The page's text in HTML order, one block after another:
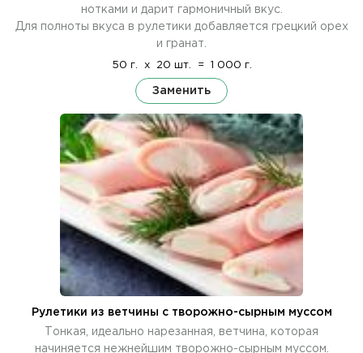
нотками и дарит гармоничный вкус.
Для полноты вкуса в рулетики добавляется грецкий орех
и гранат.
50 г. x 20 шт. = 1 000 г.
Заменить
Рулетики из ветчины с творожно-сырным муссом
Тонкая, идеально нарезанная, ветчина, которая
начиняется нежнейшим творожно-сырным муссом.